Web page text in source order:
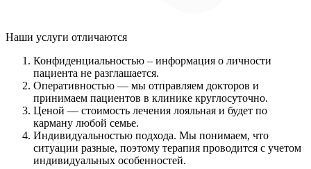
Наши услуги отличаются
Конфиденциальностью – информация о личности
пациента не разглашается.
Оперативностью — мы отправляем докторов и
принимаем пациентов в клинике круглосуточно.
Ценой — стоимость лечения лояльная и будет по
карману любой семье.
Индивидуальностью подхода. Мы понимаем, что
ситуации разные, поэтому терапия проводится с учетом
индивидуальных особенностей.